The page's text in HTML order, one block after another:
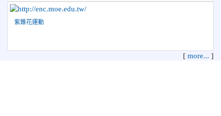
紫錐花運動
[ more... ]